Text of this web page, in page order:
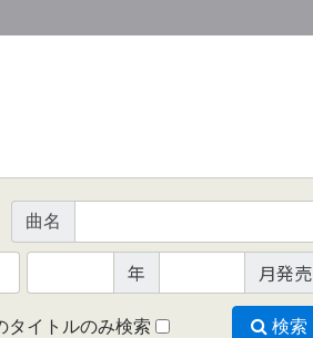
曲名
年 月発売
タイトルのみ検索 検索